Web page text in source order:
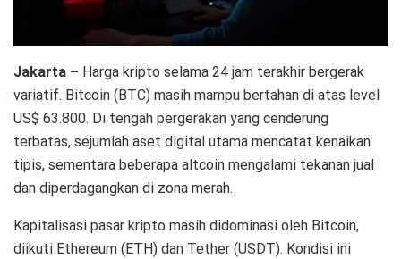
Jakarta – Harga kripto selama 24 jam terakhir bergerak
variatif. Bitcoin (BTC) masih mampu bertahan di atas level
US$ 63.800. Di tengah pergerakan yang cenderung
terbatas, sejumlah aset digital utama mencatat kenaikan
tipis, sementara beberapa altcoin mengalami tekanan jual
dan diperdagangkan di zona merah.
Kapitalisasi pasar kripto masih didominasi oleh Bitcoin,
diikuti Ethereum (ETH) dan Tether (USDT). Kondisi ini